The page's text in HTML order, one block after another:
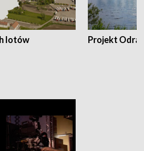
lotów Projekt Odra